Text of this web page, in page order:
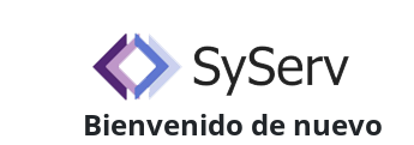
Bienvenido de nuevo